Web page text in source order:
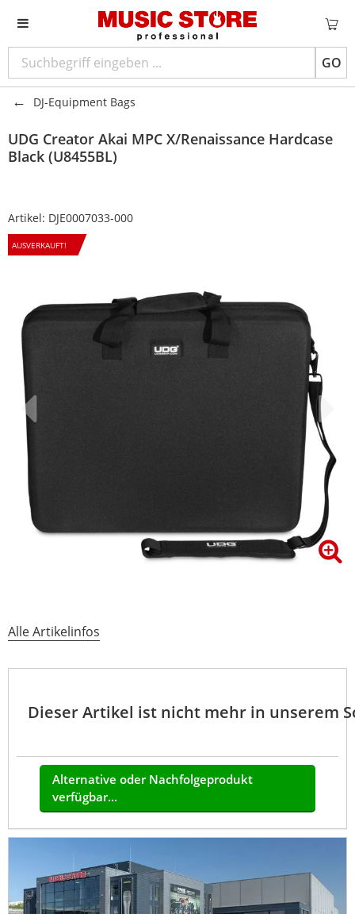
GO
DJ-Equipment Bags
UDG Creator Akai MPC X/Renaissance Hardcase
Black (U8455BL)
Artikel: DJE0007033-000
AUSVERKAUFT!
Alle Artikelinfos
Dieser Artikel ist nicht mehr in unserem
Alternative oder Nachfolgeprodukt
verfügbar...